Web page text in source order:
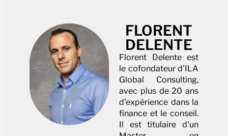
FLORENT
DELENTE
Florent Delente est
le cofondateur d'ILA
Global Consulting,
avec plus de 20 ans
d'expérience dans la
finance et le conseil.
Il est titulaire d'un